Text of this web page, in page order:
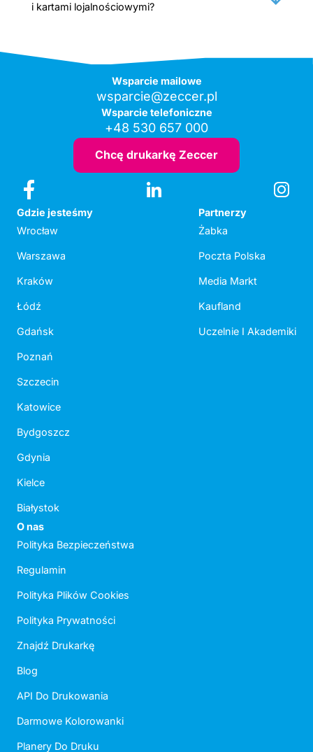
i kartami lojalnościowymi?
Wsparcie mailowe
wsparcie@zeccer.pl
Wsparcie telefoniczne
+48 530 657 000
Chcę drukarkę Zeccer
Gdzie jesteśmy
Wrocław
Warszawa
Kraków
Łódź
Gdańsk
Poznań
Szczecin
Katowice
Bydgoszcz
Gdynia
Kielce
Białystok
Partnerzy
Żabka
Poczta Polska
Media Markt
Kaufland
Uczelnie I Akademiki
O nas
Polityka Bezpieczeństwa
Regulamin
Polityka Plików Cookies
Polityka Prywatności
Znajdź Drukarkę
Blog
API Do Drukowania
Darmowe Kolorowanki
Planery Do Druku